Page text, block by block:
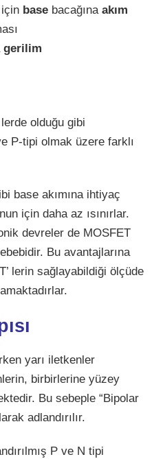
için base bacağına akım
gerilim
lerde olduğu gibi
P-tipi olmak üzere farklı
base akımına ihtiyaç
için daha az ısınırlar.
devreler de MOSFET
Bu avantajlarına
lerin sağlayabildiği ölçüde
yarı iletkenler
birbirlerine yüzey
Bu sebeple “Bipolar
adlandırılır.
P ve N tipi